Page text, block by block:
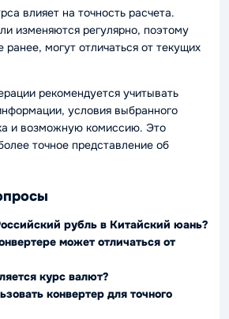
влияет на точность расчета.
изменяются регулярно, поэтому
могут отличаться от текущих
рекомендуется учитывать
условия выбранного
и возможную комиссию. Это
точное представление об
рубль в Китайский юань?
может отличаться от
курс валют?
конвертер для точного